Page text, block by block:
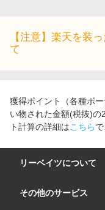
生活・お役立ち
ビジネス・その他サービ
Apple公式サイト×楽天
Qoo10メガポ
【注意】楽天を装
て
獲得ポイント（各種ボ
い物された金額(税抜)の
ト計算の詳細はこちら
リーベイツについて
会社概要
その他のサービス